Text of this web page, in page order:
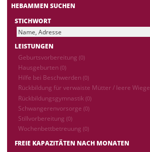
HEBAMMEN SUCHEN
STICHWORT
LEISTUNGEN
Geburtsvorbereitung (0)
Hausgeburten (0)
Hilfe bei Beschwerden (0)
Rückbildung für verwaiste Mütter / leere Wiege
Rückbildungsgymnastik (0)
Schwangerenvorsorge (0)
Stillvorbereitung (0)
Wochenbettbetreuung (0)
FREIE KAPAZITÄTEN NACH MONATEN